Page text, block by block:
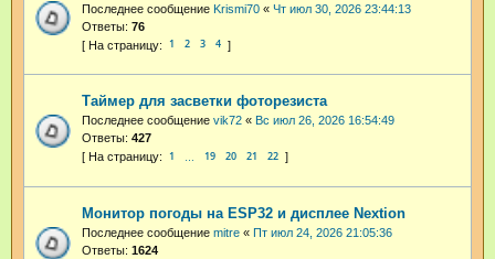
Последнее сообщение Krismi70 « Чт июл 30, 2026 23:44:13
Ответы: 76
1 2 3 4
Таймер для засветки фоторезиста
Последнее сообщение vik72 « Вс июл 26, 2026 16:54:49
Ответы: 427
1 19 20 21 22
Монитор погоды на ESP32 и дисплее Nextion
Последнее сообщение mitre « Пт июл 24, 2026 21:05:36
Ответы: 1624